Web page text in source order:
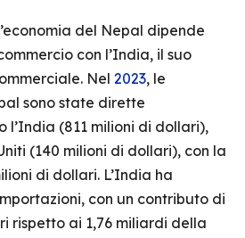
del Nepal dipende
con l’India, il suo
Nel 2023, le
sono state dirette
l’India (811 milioni di dollari),
(140 milioni di dollari), con la
di dollari. L’India ha
con un contributo di
rispetto ai 1,76 miliardi della